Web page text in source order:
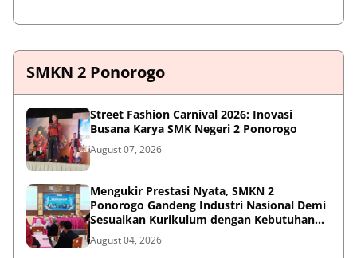
SMKN 2 Ponorogo
Street Fashion Carnival 2026: Inovasi
Busana Karya SMK Negeri 2 Ponorogo
August 07, 2026
Mengukir Prestasi Nyata, SMKN 2
Ponorogo Gandeng Industri Nasional Demi
Sesuaikan Kurikulum dengan Kebutuhan
Dunia Kerja
August 04, 2026